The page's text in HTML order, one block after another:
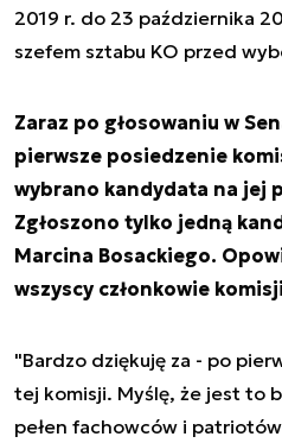
2019 r. do 23 października
szefem sztabu KO przed
Zaraz po głosowaniu w
pierwsze posiedzenie
wybrano kandydata na jej
Zgłoszono tylko jedną
Marcina Bosackiego.
wszyscy członkowie
"Bardzo dziękuję za - po
tej komisji. Myślę, że jest to
pełen fachowców i